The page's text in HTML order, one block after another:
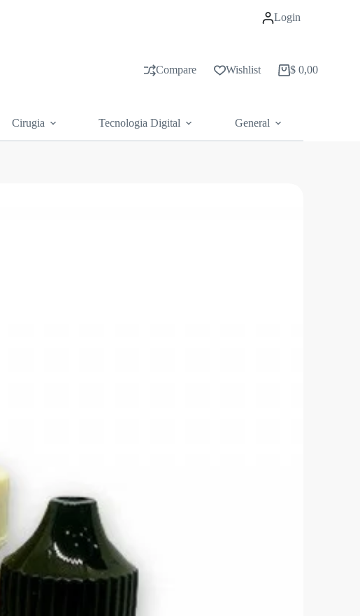
Login
Compare Wishlist
Carrito
$ 0,00
Cirugia Tecnologia Digital General